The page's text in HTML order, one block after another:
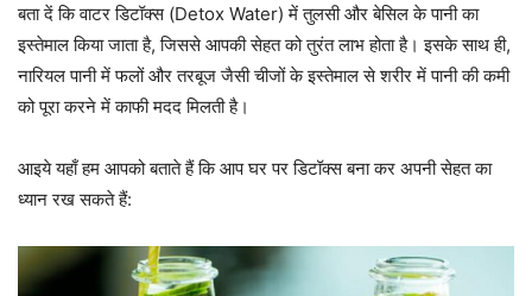
बता दें कि वाटर डिटॉक्स (Detox Water) में तुलसी और बेसिल के पानी का
इस्तेमाल किया जाता है, जिससे आपकी सेहत को तुरंत लाभ होता है। इसके साथ ही,
नारियल पानी में फलों और तरबूज जैसी चीजों के इस्तेमाल से शरीर में पानी की कमी
को पूरा करने में काफी मदद मिलती है।
आइये यहाँ हम आपको बताते हैं कि आप घर पर डिटॉक्स बना कर अपनी सेहत का
ध्यान रख सकते हैं: